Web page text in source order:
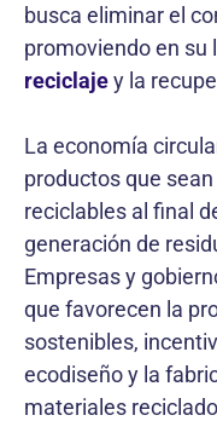
busca eliminar el
promoviendo en su
reciclajey la
La economía
productos que
reciclables al final
generación de
Empresas y
que favorecen la
sostenibles,
ecodiseño y la
materiales